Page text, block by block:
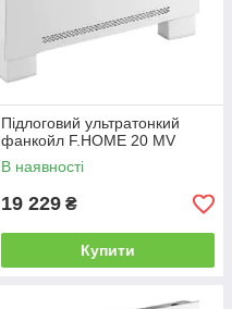
Підлоговий ультратонкий
фанкойл F.HOME 20 MV
В наявності
19 229 ₴
Купити